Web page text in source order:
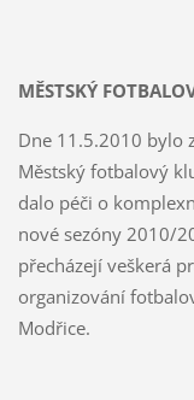
MĚSTSKÝ
Dne 11.5.2010 bylo
Městský fotbalový
dalo péči o
nové sezóny 2010/
přecházejí veškerá
organizování
Modřice.